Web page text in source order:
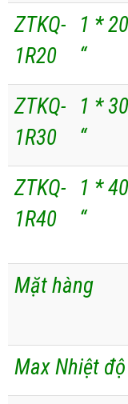
ZTKQ-
1R20
1 * 20
“
ZTKQ-
1R30
1 * 30
“
ZTKQ-
1R40
1 * 40
“
Mặt hàng
Max Nhiệt